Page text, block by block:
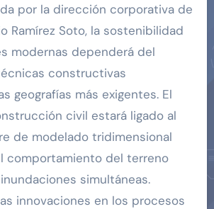
por la dirección corporativa de
Ramírez Soto, la sostenibilidad
modernas dependerá del
constructivas
geografías más exigentes. El
civil estará ligado al
de modelado tridimensional
comportamiento del terreno
simultáneas.
innovaciones en los procesos